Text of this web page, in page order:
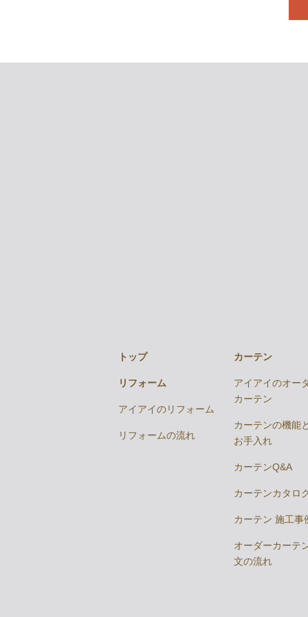
トップ
リフォーム
アイアイのリフォーム
リフォームの流れ
カーテン
アイアイのオー
カーテン
カーテンの機能
お手入れ
カーテンQ&A
カーテンカタロ
カーテン 施工事
オーダーカーテ
文の流れ